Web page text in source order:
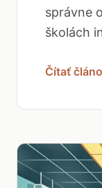
správne
školách
Čítať